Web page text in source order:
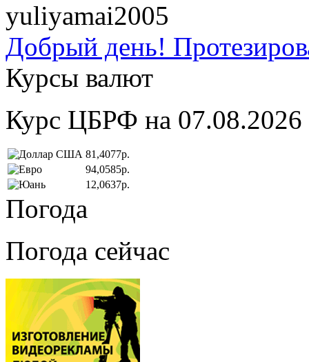
yuliyamai2005
Добрый день!
Курсы валют
Курс ЦБРФ на 07.08.2026
81,4077р.
94,0585р.
12,0637р.
Погода
Погода сейчас